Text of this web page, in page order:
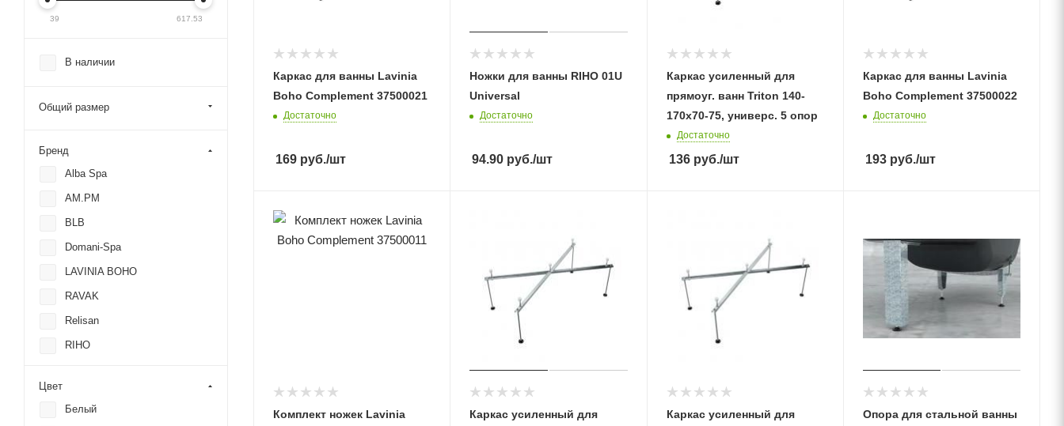
Каркас для ванны Lavinia
Boho Complement 37500021
Достаточно
169 руб./шт
Ножки для ванны RIHO 01U
Universal
Достаточно
94.90 руб./шт
Каркас усиленный для
прямоуг. ванн Triton 140-
170х70-75, универс. 5 опор
Достаточно
136руб./шт
Каркас для ванны Lavinia
Boho Complement 37500022
Достаточно
193руб./шт
Комплект ножек Lavinia
Каркас усиленный для
Каркас усиленный для
Опора для стальной ванны
39 617.53
В наличии
Общий размер
Бренд
Alba Spa
AM.PM
BLB
Domani-Spa
LAVINIA BOHO
RAVAK
Relisan
RIHO
Цвет
Белый